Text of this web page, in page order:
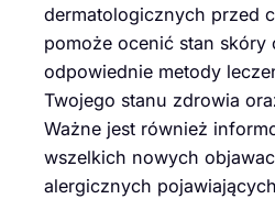
dermatologicznych przed
pomoże ocenić stan skóry
odpowiednie metody
Twojego stanu zdrowia
Ważne jest również
wszelkich nowych
alergicznych